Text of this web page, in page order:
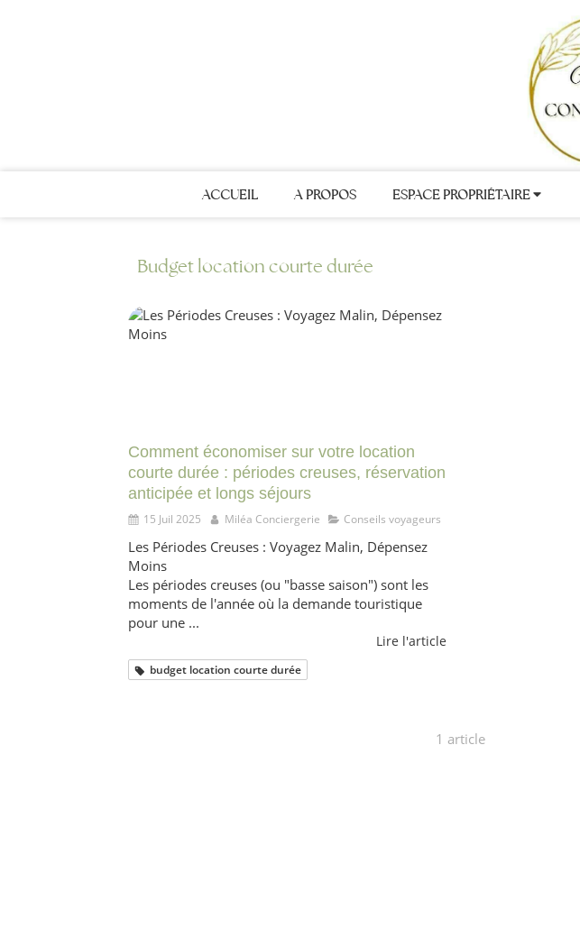
ACCUEIL A PROPOS ESPACE PROPRIÉTAIRE
Budget location courte durée
Comment économiser sur votre location
courte durée : périodes creuses, réservation
anticipée et longs séjours
15 Juil 2025 Miléa Conciergerie Conseils voyageurs
Les Périodes Creuses : Voyagez Malin, Dépensez
Moins
Les périodes creuses (ou "basse saison") sont les
moments de l'année où la demande touristique
pour une ...
Lire l'article
budget location courte durée
1 article